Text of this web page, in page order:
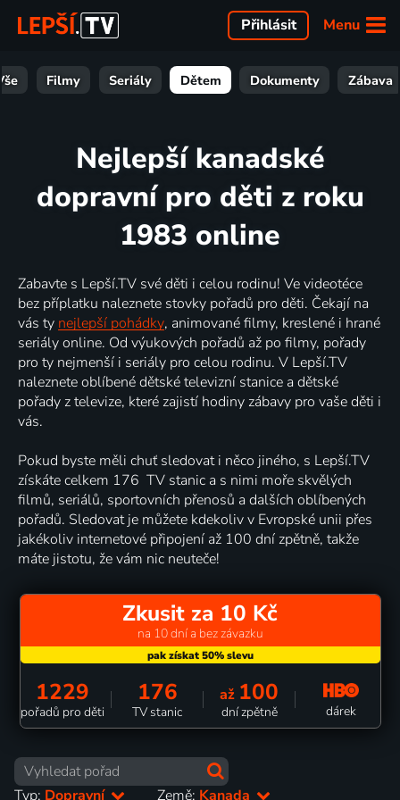
Menu
Přihlásit
Filmy Seriály Dětem Dokumenty Zábava
Nejlepší kanadské
dopravní pro děti z roku
1983 online
Zabavte s Lepší.TV své děti i celou rodinu! Ve videotéce
bez příplatku naleznete stovky pořadů pro děti. Čekají na
vás ty nejlepší pohádky, animované filmy, kreslené i hrané
seriály online. Od výukových pořadů až po filmy, pořady
pro ty nejmenší i seriály pro celou rodinu. V Lepší.TV
naleznete oblíbené dětské televizní stanice a dětské
pořady z televize, které zajistí hodiny zábavy pro vaše děti i
vás.
Pokud byste měli chuť sledovat i něco jiného, s Lepší.TV
získáte celkem 176 TV stanic a s nimi moře skvělých
filmů, seriálů, sportovních přenosů a dalších oblíbených
pořadů. Sledovat je můžete kdekoliv v Evropské unii přes
jakékoliv internetové připojení až 100 dní zpětně, takže
máte jistotu, že vám nic neuteče!
Zkusit za 10 Kč
na 10 dní a bez závazku
1229
pořadů pro děti
176
TV stanic
až 100
dní zpětně dárek
Typ: Dopravní Země: Kanada